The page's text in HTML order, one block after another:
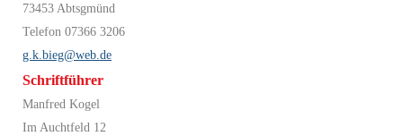
73453 Abtsgmünd
Telefon 07366 3206
g.k.bieg@web.de
Schriftführer
Manfred Kogel
Im Auchtfeld 12